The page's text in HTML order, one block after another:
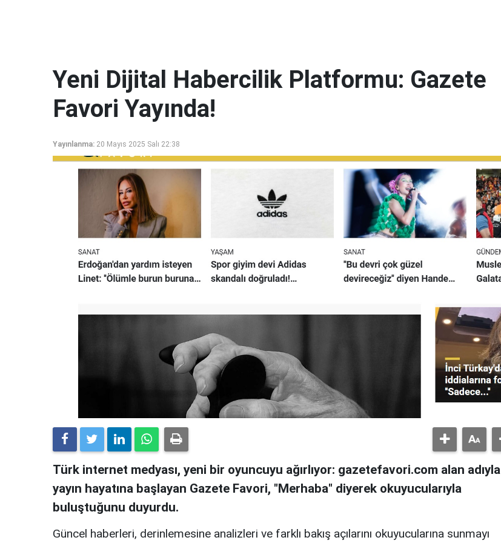
Yeni Dijital Habercilik Platformu: Gazete
Favori Yayında!
Yayınlanma: 20 Mayıs 2025 Salı 22:38
Türk internet medyası, yeni bir oyuncuyu ağırlıyor: gazetefavori.com alan adıyla
yayın hayatına başlayan Gazete Favori, "Merhaba" diyerek okuyucularıyla
buluştuğunu duyurdu.
Güncel haberleri, derinlemesine analizleri ve farklı bakış açılarını okuyucularına sunmayı